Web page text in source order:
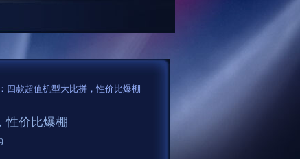
案... 博远增汇纯债债券A: 博远增汇纯债债券型证券投资基金(A类份额)基
四款超值机型大比拼，性价比爆棚
性价比爆棚